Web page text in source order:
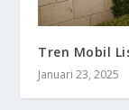
Tren Mobil
Januari 23, 2025